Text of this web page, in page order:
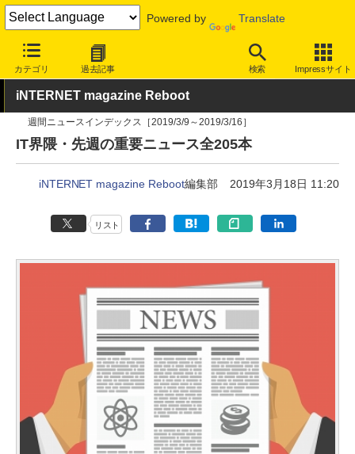
Powered by Translate
カテゴリ 過去記事 検索 Impressサイト
INTERNET Watch トピック その他
iNTERNET magazine Reboot
週間ニュースインデックス［2019/3/9～2019/3/16］
IT界隈・先週の重要ニュース全205本
iNTERNET magazine Reboot編集部 2019年3月18日 11:20
リスト